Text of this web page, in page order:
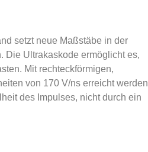
setzt neue Maßstäbe in der
Die Ultrakaskode ermöglicht es,
Mit rechteckförmigen,
von 170 V/ns erreicht werden
des Impulses, nicht durch ein